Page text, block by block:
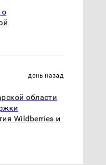
магазина: список
о
день назад
области
Wildberries и